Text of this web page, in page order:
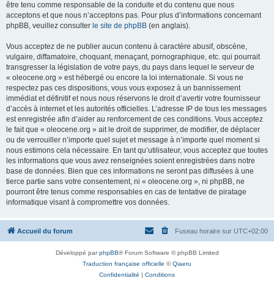
être tenu comme responsable de la conduite et du contenu que nous
acceptons et que nous n’acceptons pas. Pour plus d’informations concernant
phpBB, veuillez consulter le site de phpBB (en anglais).
Vous acceptez de ne publier aucun contenu à caractère abusif, obscène,
vulgaire, diffamatoire, choquant, menaçant, pornographique, etc. qui pourrait
transgresser la législation de votre pays, du pays dans lequel le serveur de
« oleocene.org » est hébergé ou encore la loi internationale. Si vous ne
respectez pas ces dispositions, vous vous exposez à un bannissement
immédiat et définitif et nous nous réservons le droit d’avertir votre fournisseur
d’accès à internet et les autorités officielles. L’adresse IP de tous les messages
est enregistrée afin d’aider au renforcement de ces conditions. Vous acceptez
le fait que « oleocene.org » ait le droit de supprimer, de modifier, de déplacer
ou de verrouiller n’importe quel sujet et message à n’importe quel moment si
nous estimons cela nécessaire. En tant qu’utilisateur, vous acceptez que toutes
les informations que vous avez renseignées soient enregistrées dans notre
base de données. Bien que ces informations ne seront pas diffusées à une
tierce partie sans votre consentement, ni « oleocene.org », ni phpBB, ne
pourront être tenus comme responsables en cas de tentative de piratage
informatique visant à compromettre vos données.
Accueil du forum Fuseau horaire sur UTC+02:00
Développé parphpBB® Forum Software © phpBB Limited
Traduction française officielle ©Qiaeru
Confidentialité | Conditions